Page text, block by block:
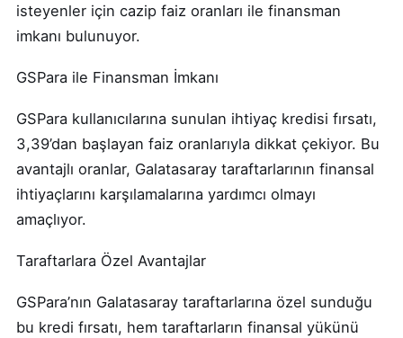
isteyenler için cazip faiz oranları ile finansman
imkanı bulunuyor.
GSPara ile Finansman İmkanı
GSPara kullanıcılarına sunulan ihtiyaç kredisi fırsatı,
3,39’dan başlayan faiz oranlarıyla dikkat çekiyor. Bu
avantajlı oranlar, Galatasaray taraftarlarının finansal
ihtiyaçlarını karşılamalarına yardımcı olmayı
amaçlıyor.
Taraftarlara Özel Avantajlar
GSPara’nın Galatasaray taraftarlarına özel sunduğu
bu kredi fırsatı, hem taraftarların finansal yükünü